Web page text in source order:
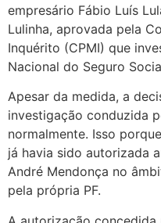
empresário Fábio Luís
Lulinha, aprovada pela
Inquérito (CPMI) que
Nacional do Seguro
Apesar da medida, a
investigação conduzida
normalmente. Isso
já havia sido autorizada
André Mendonça no
pela própria PF.